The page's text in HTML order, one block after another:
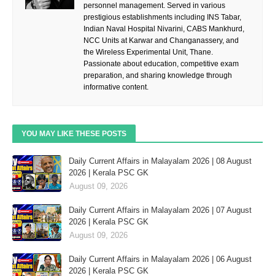
personnel management. Served in various
prestigious establishments including INS Tabar,
Indian Naval Hospital Nivarini, CABS Mankhurd,
NCC Units at Karwar and Changanassery, and
the Wireless Experimental Unit, Thane.
Passionate about education, competitive exam
preparation, and sharing knowledge through
informative content.
YOU MAY LIKE THESE POSTS
Daily Current Affairs in Malayalam 2026 | 08 August
2026 | Kerala PSC GK
August 09, 2026
Daily Current Affairs in Malayalam 2026 | 07 August
2026 | Kerala PSC GK
August 09, 2026
Daily Current Affairs in Malayalam 2026 | 06 August
2026 | Kerala PSC GK